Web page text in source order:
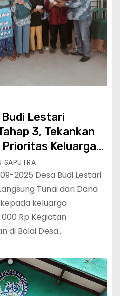
Lestari
3, Tekankan
Keluarga
SAPUTRA
2025 Desa Budi Lestari
Tunai dari Dana
keluarga
Rp Kegiatan
di Balai Desa…